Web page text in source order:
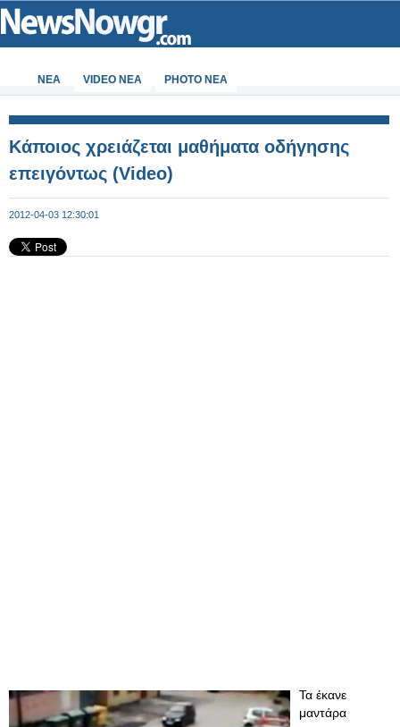
ΝΕΑ VIDEO NEA PHOTO NEA
Κάποιος χρειάζεται μαθήματα οδήγησης
επειγόντως (Video)
2012-04-03 12:30:01
Τα έκανε
μαντάρα